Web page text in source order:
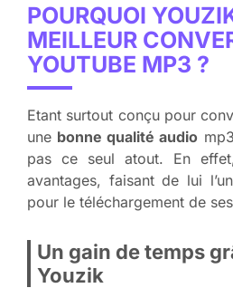
POURQUOI
MEILLEUR
YOUTUBE MP3 ?
Etant surtout conçu pour
une bonne qualité audio
pas ce seul atout. En
avantages, faisant de lui
pour le téléchargement de
Un gain de temps
Youzik